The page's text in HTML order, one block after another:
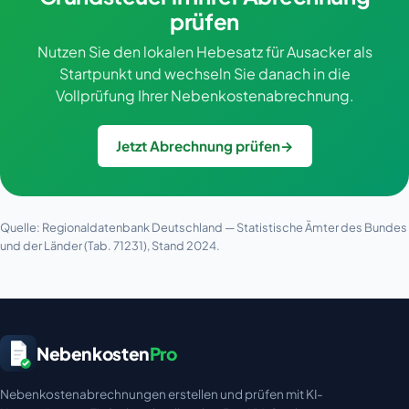
prüfen
Nutzen Sie den lokalen Hebesatz für Ausacker als
Startpunkt und wechseln Sie danach in die
Vollprüfung Ihrer Nebenkostenabrechnung.
Jetzt Abrechnung prüfen→
Quelle: Regionaldatenbank Deutschland — Statistische Ämter des Bundes
und der Länder (Tab. 71231), Stand 2024.
NebenkostenPro
Nebenkostenabrechnungen erstellen und prüfen mit KI-